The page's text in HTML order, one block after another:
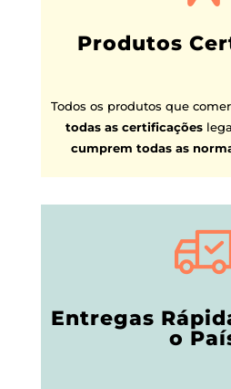
Produtos
Todos os produtos que
todas as certificações
cumprem todas as
Entregas
o